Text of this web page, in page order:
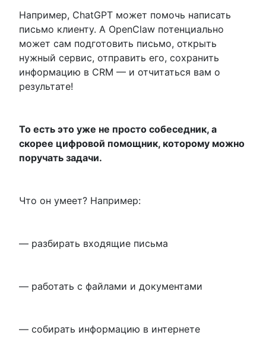
Например, ChatGPT может помочь написать
письмо клиенту. А OpenClaw потенциально
может сам подготовить письмо, открыть
нужный сервис, отправить его, сохранить
информацию в CRM — и отчитаться вам о
результате!
То есть это уже не просто собеседник, а
скорее цифровой помощник, которому можно
поручать задачи.
Что он умеет? Например:
— разбирать входящие письма
— работать с файлами и документами
— собирать информацию в интернете